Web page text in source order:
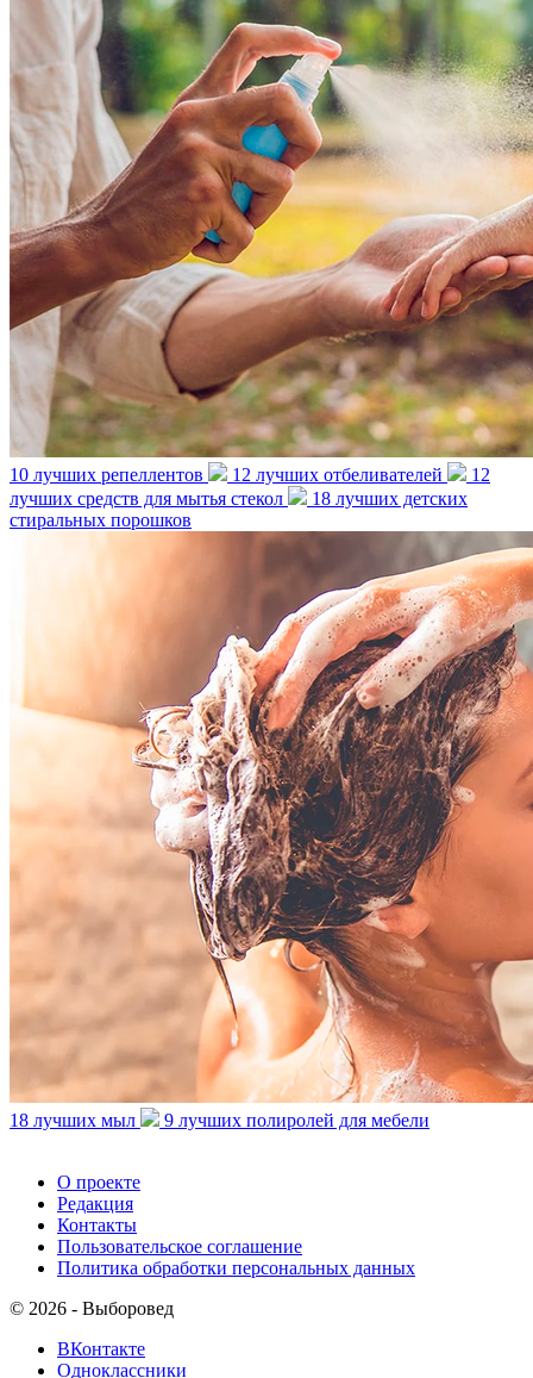
10 лучших репеллентов 12 лучших отбеливателей
12
лучших средств для мытья стекол
18 лучших детских
стиральных порошков
18 лучших мыл 9 лучших полиролей для мебели
О проекте
Редакция
Контакты
Пользовательское соглашение
Политика обработки персональных данных
© 2026 - Выборовед
ВКонтакте
Одноклассники